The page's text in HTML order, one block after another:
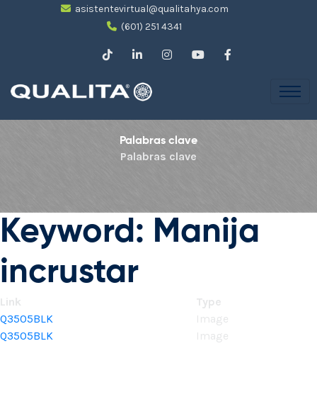
asistentevirtual@qualitahya.com
(601) 251 4341
Palabras clave
Palabras clave
Keyword: Manija
incrustar
Link
Type
Q3505BLK
Image
Q3505BLK
Image